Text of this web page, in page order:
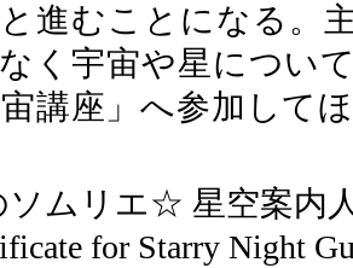
進むことになる。
く宇宙や星につい
講座」へ参加して
ムリエ☆ 星空案内
for Starry Night